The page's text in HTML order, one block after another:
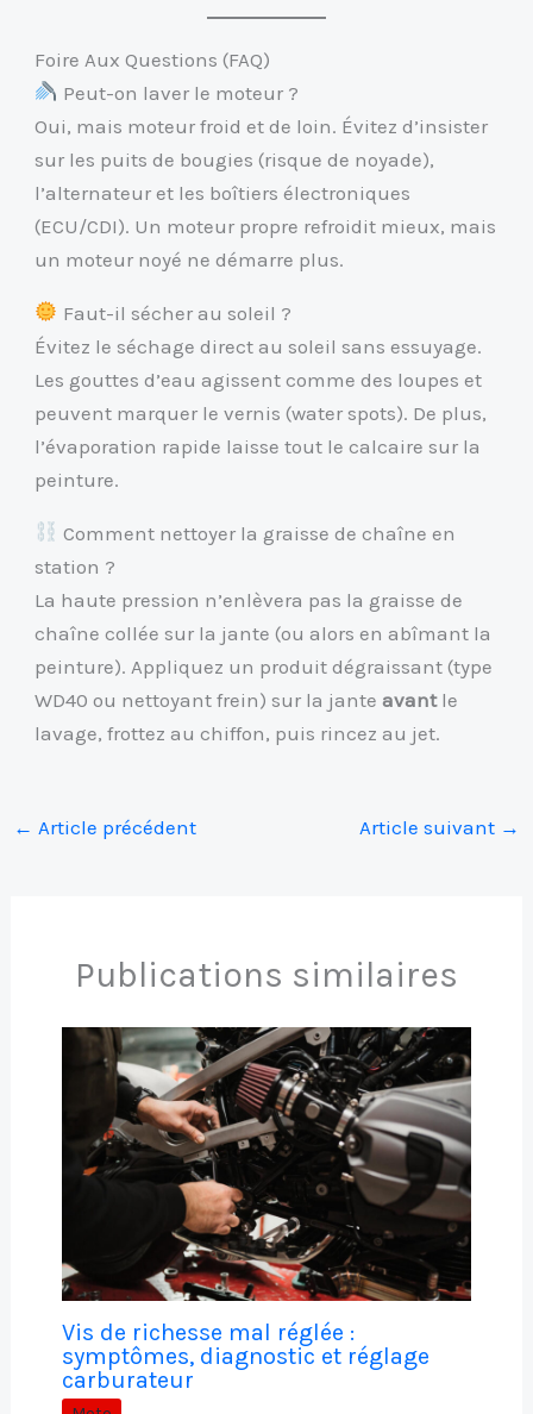
Foire Aux Questions (FAQ)
Peut-on laver le moteur ?
Oui, mais moteur froid et de loin. Évitez d’insister
sur les puits de bougies (risque de noyade),
l’alternateur et les boîtiers électroniques
(ECU/CDI). Un moteur propre refroidit mieux, mais
un moteur noyé ne démarre plus.
Faut-il sécher au soleil ?
Évitez le séchage direct au soleil sans essuyage.
Les gouttes d’eau agissent comme des loupes et
peuvent marquer le vernis (water spots). De plus,
l’évaporation rapide laisse tout le calcaire sur la
peinture.
Comment nettoyer la graisse de chaîne en
station ?
La haute pression n’enlèvera pas la graisse de
chaîne collée sur la jante (ou alors en abîmant la
peinture). Appliquez un produit dégraissant (type
WD40 ou nettoyant frein) sur la jante avantle
lavage, frottez au chiffon, puis rincez au jet.
← Article précédent Article suivant →
Publications similaires
Vis de richesse mal réglée :
symptômes, diagnostic et réglage
carburateur